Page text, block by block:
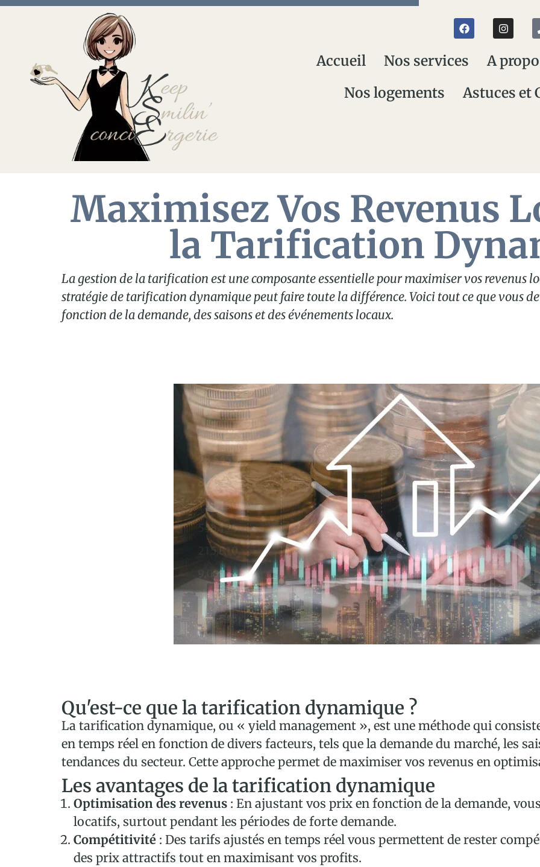
Accueil Nos services
A
Nos logements
Astuces et
Maximisez Vos Revenus
la Tarification
La gestion de la tarification est une composante essentielle pour maximiser vos revenus
stratégie de tarification dynamique peut faire toute la différence. Voici tout ce que vous
fonction de la demande, des saisons et des événements locaux.
Qu'est-ce que la tarification dynamique ?
La tarification dynamique, ou « yield management », est une méthode qui
en temps réel en fonction de divers facteurs, tels que la demande du marché, les
tendances du secteur. Cette approche permet de maximiser vos revenus en
Les avantages de la tarification dynamique
Optimisation des revenus : En ajustant vos prix en fonction de la demande,
locatifs, surtout pendant les périodes de forte demande.
Compétitivité : Des tarifs ajustés en temps réel vous permettent de rester
des prix attractifs tout en maximisant vos profits.